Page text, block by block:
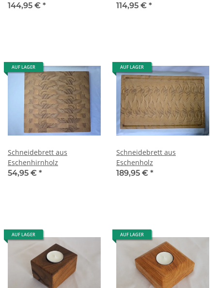
144,95 € *
114,95 € *
AUF LAGER
Schneidebrett aus
Eschenhirnholz
54,95 € *
AUF LAGER
Schneidebrett aus
Eschenholz
189,95 € *
AUF LAGER AUF LAGER